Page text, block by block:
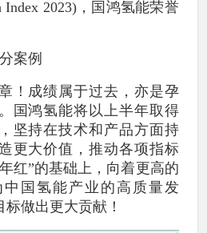
Index 2023)，国鸿氢能荣誉
案例
！成绩属于过去，亦是孕
国鸿氢能将以上半年取得
坚持在技术和产品方面持
更大价值，推动各项指标
红”的基础上，向着更高的
国氢能产业的高质量发
做出更大贡献！